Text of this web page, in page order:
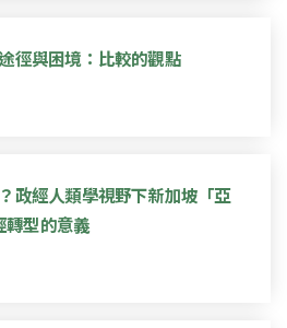
徑與困境：比較的觀點
政經人類學視野下新加坡「亞
轉型的意義